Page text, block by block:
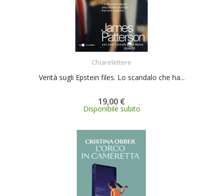
Chiarelettere
Verità sugli Epstein files. Lo scandalo che ha...
19,00 €
Disponibile subito